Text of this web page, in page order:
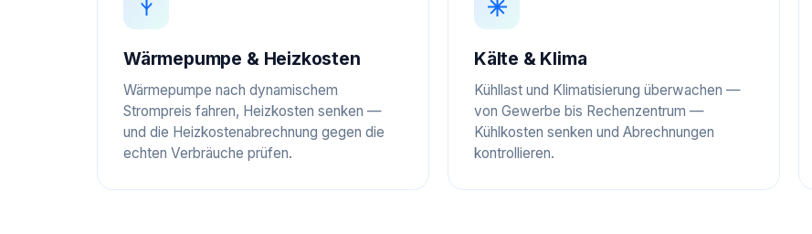
Wärmepumpe & Heizkosten
Wärmepumpe nach dynamischem
Strompreis fahren, Heizkosten senken —
und die Heizkostenabrechnung gegen die
echten Verbräuche prüfen.
Kälte & Klima
Kühllast und Klimatisierung überwachen —
von Gewerbe bis Rechenzentrum —
Kühlkosten senken und Abrechnungen
kontrollieren.